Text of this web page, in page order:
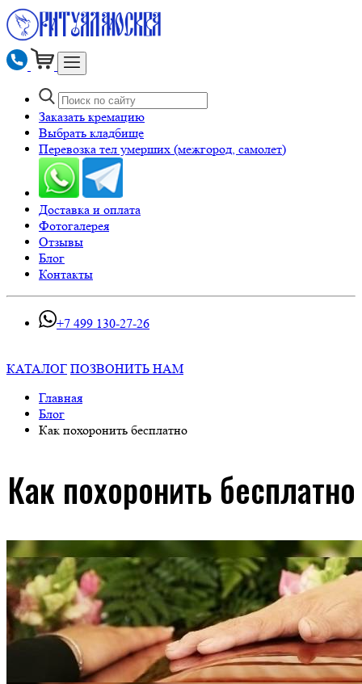
Заказать кремацию
Выбрать кладбище
Перевозка тел умерших (межгород, самолет)
Доставка и оплата
Фотогалерея
Отзывы
Блог
Контакты
+7 499 130-27-26
КАТАЛОГ ПОЗВОНИТЬ НАМ
Главная
Блог
Как похоронить бесплатно
Как похоронить бесплатно